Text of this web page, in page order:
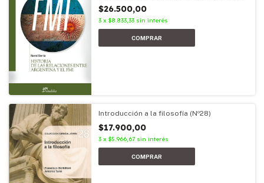
$26.500,00
3 x $8.833,33 sin interés
Introducción a la filosofía (Nº28)
$17.900,00
3 x $5.966,67 sin interés